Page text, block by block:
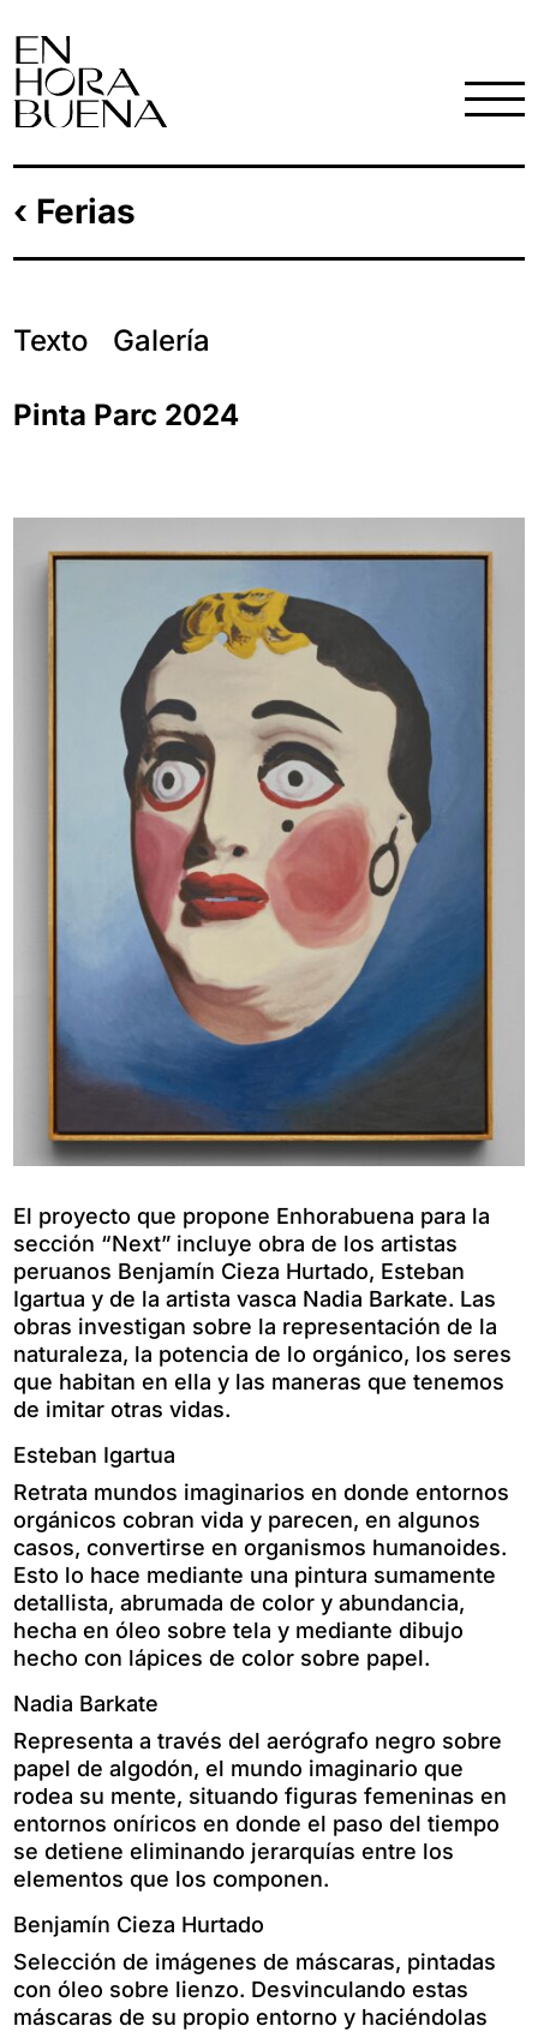
‹ Ferias
Texto Galería
Pinta Parc 2024
El proyecto que propone Enhorabuena para la
sección “Next” incluye obra de los artistas
peruanos Benjamín Cieza Hurtado, Esteban
Igartua y de la artista vasca Nadia Barkate. Las
obras investigan sobre la representación de la
naturaleza, la potencia de lo orgánico, los seres
que habitan en ella y las maneras que tenemos
de imitar otras vidas.
Esteban Igartua
Retrata mundos imaginarios en donde entornos
orgánicos cobran vida y parecen, en algunos
casos, convertirse en organismos humanoides.
Esto lo hace mediante una pintura sumamente
detallista, abrumada de color y abundancia,
hecha en óleo sobre tela y mediante dibujo
hecho con lápices de color sobre papel.
Nadia Barkate
Representa a través del aerógrafo negro sobre
papel de algodón, el mundo imaginario que
rodea su mente, situando figuras femeninas en
entornos oníricos en donde el paso del tiempo
se detiene eliminando jerarquías entre los
elementos que los componen.
Benjamín Cieza Hurtado
Selección de imágenes de máscaras, pintadas
con óleo sobre lienzo. Desvinculando estas
máscaras de su propio entorno y haciéndolas